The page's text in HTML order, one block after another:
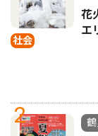
社会
花
エ
2